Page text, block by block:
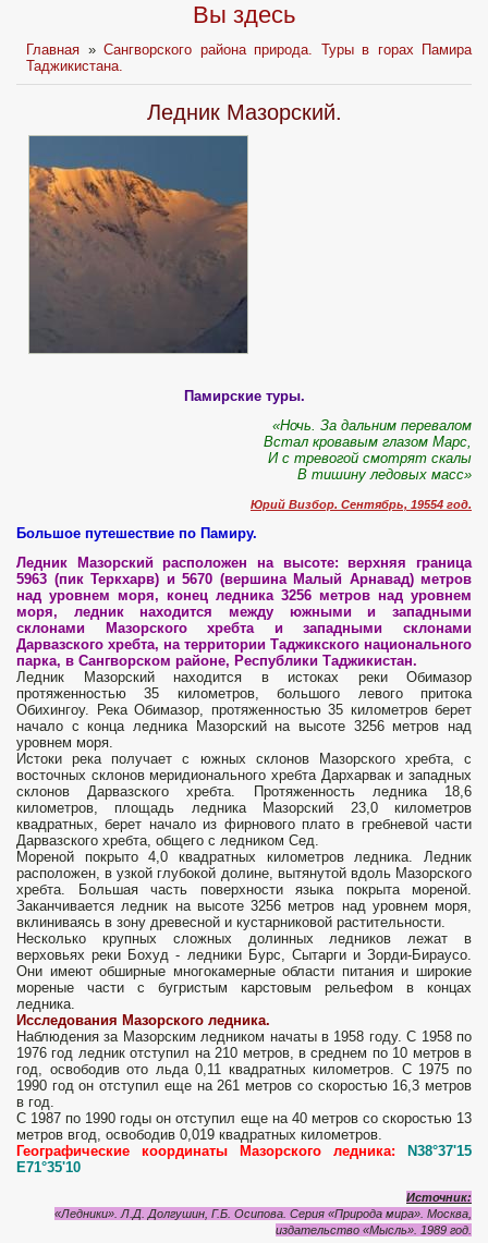
Вы здесь
Главная »Сангворского района природа. Туры в горах Памира
Таджикистана.
Ледник Мазорский.
Памирские туры.
«Ночь. За дальним перевалом
Встал кровавым глазом Марс,
И с тревогой смотрят скалы
В тишину ледовых масс»
Юрий Визбор. Сентябрь, 19554 год.
Большое путешествие по Памиру.
Ледник Мазорский расположен
на высоте: верхняя граница
5963 (пик Теркхарв) и 5670 (вершина Малый Арнавад) метров
над уровнем моря, конец ледника 3256 метров над уровнем
моря, ледник находится между южными и западными
склонами Мазорского хребта и западными склонами
Дарвазского хребта, на территории Таджикского национального
парка, в Сангворском районе, Республики Таджикистан.
Ледник Мазорский находится в истоках реки Обимазор
протяженностью 35 километров, большого левого притока
Обихингоу. Река Обимазор, протяженностью 35 километров берет
начало с конца ледника Мазорский на высоте 3256 метров над
уровнем моря.
Истоки река получает с южных склонов Мазорского хребта, с
восточных склонов меридионального хребта Дархарвак и западных
склонов Дарвазского хребта. Протяженность ледника 18,6
километров, площадь ледника Мазорский 23,0 километров
квадратных, берет начало из фирнового плато в гребневой части
Дарвазского хребта, общего с ледником Сед.
Мореной покрыто 4,0 квадратных километров ледника. Ледник
расположен, в узкой глубокой долине, вытянутой вдоль Мазорского
хребта. Большая часть поверхности языка покрыта мореной.
Заканчивается ледник на высоте 3256 метров над уровнем моря,
вклиниваясь в зону древесной и кустарниковой растительности.
Несколько крупных сложных долинных ледников лежат в
верховьях реки Бохуд - ледники Бурс, Сытарги и Зорди-Бираусо.
Они имеют обширные многокамерные области питания и широкие
мореные части с бугристым карстовым рельефом в концах
ледника.
Исследования Мазорского ледника.
Наблюдения за Мазорским ледником начаты в 1958 году. С 1958 по
1976 год ледник отступил на 210 метров, в среднем по 10 метров в
год, освободив ото льда 0,11 квадратных километров. С 1975 по
1990 год он отступил еще на 261 метров со скоростью 16,3 метров
в год.
С 1987 по 1990 годы он отступил еще на 40 метров со скоростью 13
метров вгод, освободив 0,019 квадратных километров.
Географические координаты Мазорского ледника:
N38°37'15
E71°35'10
Источник:
«Ледники». Л.Д. Долгушин, Г.Б. Осипова. Серия «Природа мира». Москва,
издательство «Мысль». 1989 год.